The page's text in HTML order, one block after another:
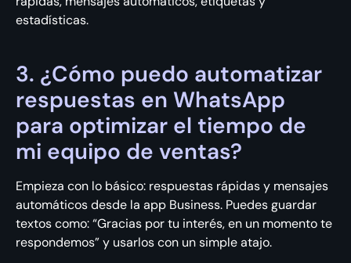
estadísticas.
3. ¿Cómo puedo automatizar
respuestas en WhatsApp
para optimizar el tiempo de
mi equipo de ventas?
Empieza con lo básico: respuestas rápidas y mensajes
automáticos desde la app Business. Puedes guardar
textos como: “Gracias por tu interés, en un momento te
respondemos” y usarlos con un simple atajo.